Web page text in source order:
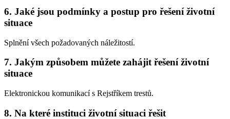
6. Jaké jsou podmínky a postup pro řešení životní
situace
Splnění všech požadovaných náležitostí.
7. Jakým způsobem můžete zahájit řešení životní
situace
Elektronickou komunikací s Rejstříkem trestů.
8. Na které instituci životní situaci řešit